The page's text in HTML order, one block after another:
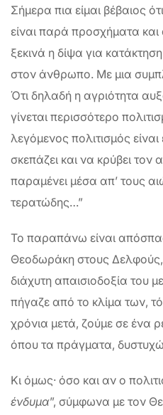
Σήμερα πια είμαι βέβαιος
είναι παρά προσχήματα και
ξεκινά η δίψα για
στον άνθρωπο. Με μια
Ότι δηλαδή η αγριότητα
γίνεται περισσότερο
λεγόμενος πολιτισμός
σκεπάζει και να κρύβει
παραμένει μέσα απ’ τους
τερατώδης…”
Το παραπάνω είναι
Θεοδωράκη στους Δελφούς,
διάχυτη απαισιοδοξία του
πήγαζε από το κλίμα των,
χρόνια μετά, ζούμε σε ένα
όπου τα πράγματα,
Κι όμως· όσο και αν ο
ένδυμα”, σύμφωνα με τον